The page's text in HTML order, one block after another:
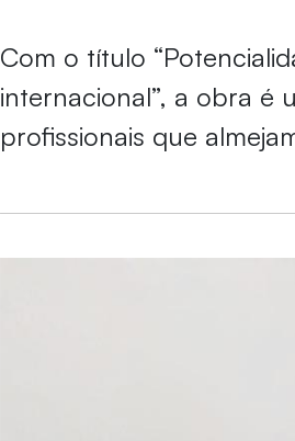
Com o título
internacional”, a obra é
profissionais que